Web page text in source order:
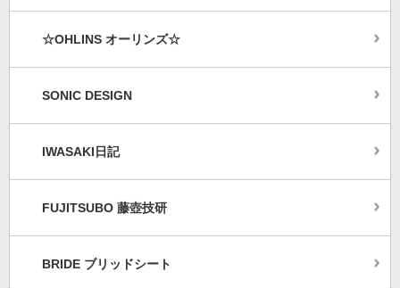
☆OHLINS オーリンズ☆
SONIC DESIGN
IWASAKI日記
FUJITSUBO 藤壺技研
BRIDE ブリッドシート